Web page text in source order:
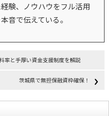
験、ノウハウをフル活用
音で伝えている。
率と手厚い資金支援制度を解説
茨城県で無担保融資枠確保！